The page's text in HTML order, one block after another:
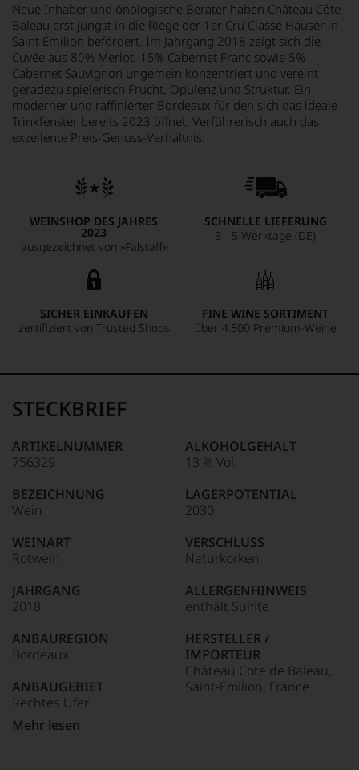
Neue Inhaber und önologische Berater haben Château Côte
Baleau erst jüngst in die Riege der 1er Cru Classé Häuser in
Saint Émilion befördert. Im Jahrgang 2018 zeigt sich die
Cuvée aus 80% Merlot, 15% Cabernet Franc sowie 5%
Cabernet Sauvignon ungemein konzentriert und vereint
geradezu spielerisch Frucht, Opulenz und Struktur. Ein
moderner und raffinierter Bordeaux für den sich das ideale
Trinkfenster bereits 2023 öffnet. Verführerisch auch das
exzellente Preis-Genuss-Verhältnis.
WEINSHOP DES JAHRES
2023
ausgezeichnet von »Falstaff«
SCHNELLE LIEFERUNG
3 - 5 Werktage (DE)
SICHER EINKAUFEN
zertifiziert von Trusted Shops
FINE WINE SORTIMENT
über 4.500 Premium-Weine
STECKBRIEF
ARTIKELNUMMER
756329
BEZEICHNUNG
Wein
WEINART
Rotwein
JAHRGANG
2018
ANBAUREGION
Bordeaux
ANBAUGEBIET
Rechtes Ufer
APPELLATION
ALKOHOLGEHALT
13 % Vol.
LAGERPOTENTIAL
2030
VERSCHLUSS
Naturkorken
ALLERGENHINWEIS
enthält Sulfite
HERSTELLER /
IMPORTEUR
Château Cote de Baleau,
Saint-Emilion, France
Mehr lesen